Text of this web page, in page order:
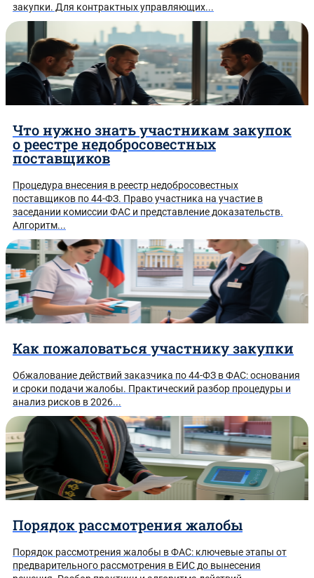
закупки. Для контрактных управляющих...
Что нужно знать участникам закупок
о реестре недобросовестных
поставщиков
Процедура внесения в реестр недобросовестных
поставщиков по 44-ФЗ. Право участника на участие в
заседании комиссии ФАС и представление доказательств.
Алгоритм...
Как пожаловаться участнику закупки
Обжалование действий заказчика по 44-ФЗ в ФАС: основания
и сроки подачи жалобы. Практический разбор процедуры и
анализ рисков в 2026...
Порядок рассмотрения жалобы
Порядок рассмотрения жалобы в ФАС: ключевые этапы от
предварительного рассмотрения в ЕИС до вынесения